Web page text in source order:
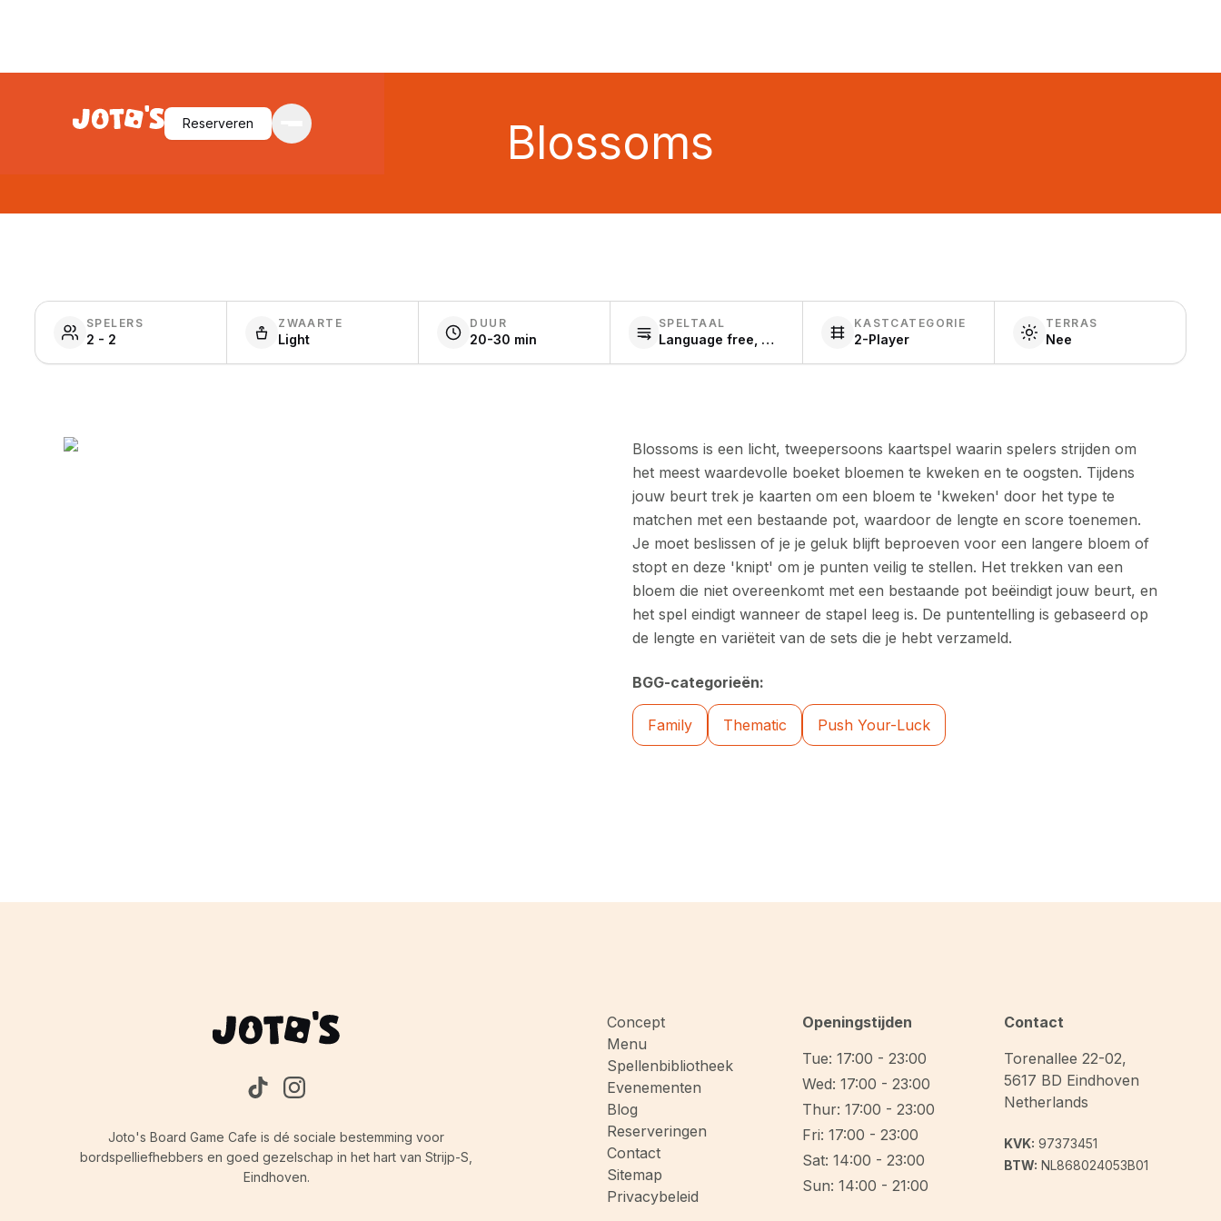
Reserveren Blossoms
SPELERS
2 - 2
ZWAARTE
Light
DUUR
20-30 min
SPELTAAL
Language free, Other
KASTCATEGORIE
2-Player
TERRAS
Nee
Blossoms is een licht, tweepersoons kaartspel waarin spelers strijden om
het meest waardevolle boeket bloemen te kweken en te oogsten. Tijdens
jouw beurt trek je kaarten om een bloem te 'kweken' door het type te
matchen met een bestaande pot, waardoor de lengte en score toenemen.
Je moet beslissen of je je geluk blijft beproeven voor een langere bloem of
stopt en deze 'knipt' om je punten veilig te stellen. Het trekken van een
bloem die niet overeenkomt met een bestaande pot beëindigt jouw beurt, en
het spel eindigt wanneer de stapel leeg is. De puntentelling is gebaseerd op
de lengte en variëteit van de sets die je hebt verzameld.
BGG-categorieën:
Family Thematic Push Your-Luck
Joto's Board Game Cafe is dé sociale bestemming voor
bordspelliefhebbers en goed gezelschap in het hart van Strijp-S,
Eindhoven.
Concept
Menu
Spellenbibliotheek
Evenementen
Blog
Reserveringen
Contact
Sitemap
Privacybeleid
Openingstijden
Tue: 17:00 - 23:00
Wed: 17:00 - 23:00
Thur: 17:00 - 23:00
Fri: 17:00 - 23:00
Sat: 14:00 - 23:00
Sun: 14:00 - 21:00
Contact
Torenallee 22-02,
5617 BD Eindhoven
Netherlands
KVK: 97373451
BTW: NL868024053B01